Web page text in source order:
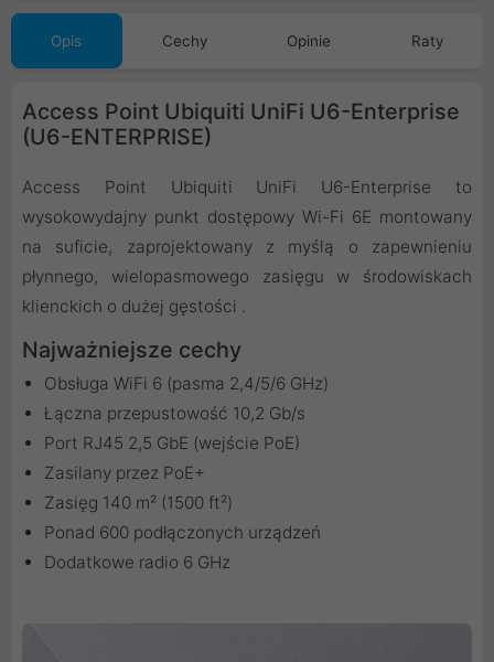
Opis Cechy Opinie Raty
Access Point Ubiquiti UniFi U6-Enterprise
(U6-ENTERPRISE)
Access Point Ubiquiti UniFi U6-Enterprise to
wysokowydajny punkt dostępowy Wi-Fi 6E montowany
na suficie, zaprojektowany z myślą o zapewnieniu
płynnego, wielopasmowego zasięgu w środowiskach
klienckich o dużej gęstości .
Najważniejsze cechy
Obsługa WiFi 6 (pasma 2,4/5/6 GHz)
Łączna przepustowość 10,2 Gb/s
Port RJ45 2,5 GbE (wejście PoE)
Zasilany przez PoE+
Zasięg 140 m² (1500 ft²)
Ponad 600 podłączonych urządzeń
Dodatkowe radio 6 GHz